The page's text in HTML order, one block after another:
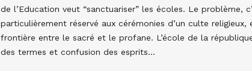
de l’Education veut “sanctuariser” les écoles. Le problème,
particulièrement réservé aux cérémonies d’un culte
frontière entre le sacré et le profane. L’école de la
des termes et confusion des esprits…